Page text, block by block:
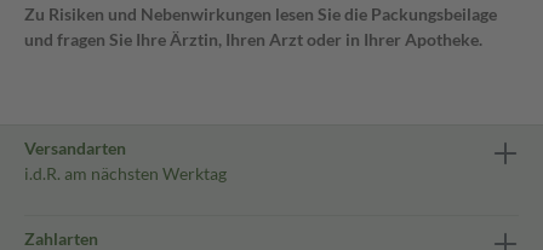
Zu Risiken und Nebenwirkungen lesen Sie die Packungsbeilage
und fragen Sie Ihre Ärztin, Ihren Arzt oder in Ihrer Apotheke.
Versandarten
i.d.R. am nächsten Werktag
Zahlarten